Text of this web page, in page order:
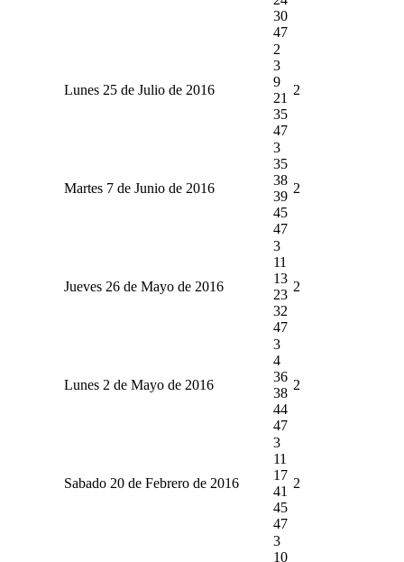
30
47
Lunes 25 de Julio de 2016
2
3
9
21
35
47
2
Martes 7 de Junio de 2016
3
35
38
39
45
47
2
Jueves 26 de Mayo de 2016
3
11
13
23
32
47
2
Lunes 2 de Mayo de 2016
3
4
36
38
44
47
2
Sabado 20 de Febrero de 2016
3
11
17
41
45
47
2
3
10